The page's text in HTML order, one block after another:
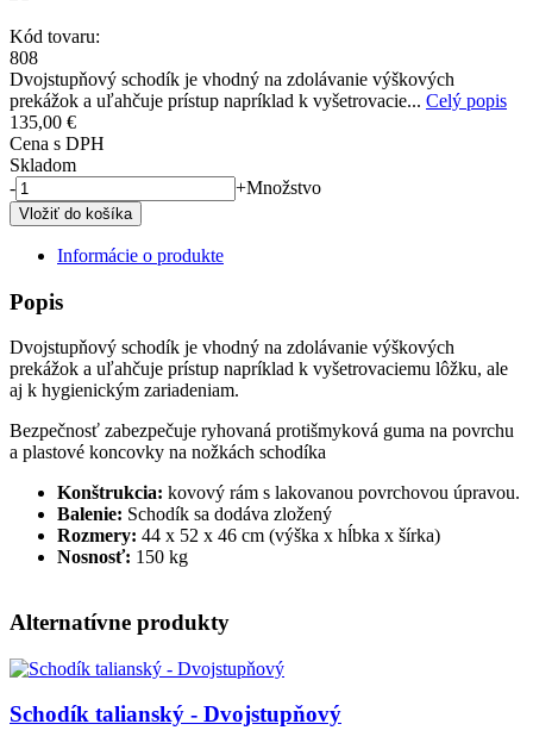
Kód tovaru:
808
Dvojstupňový schodík je vhodný na zdolávanie výškových
prekážok a uľahčuje prístup napríklad k vyšetrovacie... Celý popis
135,00 €
Cena s DPH
Skladom
-
+Množstvo
Informácie o produkte
Popis
Dvojstupňový schodík je vhodný na zdolávanie výškových
prekážok a uľahčuje prístup napríklad k vyšetrovaciemu lôžku, ale
aj k hygienickým zariadeniam.
Bezpečnosť zabezpečuje ryhovaná protišmyková guma na povrchu
a plastové koncovky na nožkách schodíka
Konštrukcia: kovový rám s lakovanou povrchovou úpravou.
Balenie: Schodík sa dodáva zložený
Rozmery: 44 x 52 x 46 cm (výška x hĺbka x šírka)
Nosnosť: 150 kg
Alternatívne produkty
Obrázok
Schodík talianský - Dvojstupňový